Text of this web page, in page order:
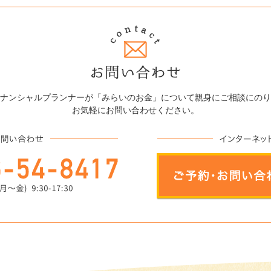
ンシャルプランナーが「みらいのお金」について親身にご相談にの
お気軽にお問い合わせください。